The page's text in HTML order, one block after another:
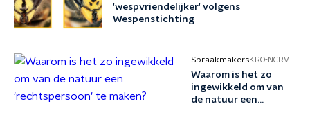
'wespvriendelijker' volgens
Wespenstichting
SpraakmakersKRO-NCRV
Waarom is het zo
ingewikkeld om van
de natuur een